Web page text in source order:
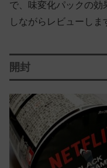
で、味変化パックの効
しながらレビューしま
開封